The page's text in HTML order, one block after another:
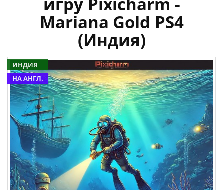
Mariana Gold PS4
(Индия)
ИНДИЯ
НА АНГЛ.